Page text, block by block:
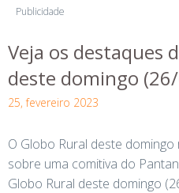
Publicidade
Veja os destaques
deste domingo
25, fevereiro 2023
O Globo Rural deste
sobre uma comitiva do
Globo Rural deste domingo